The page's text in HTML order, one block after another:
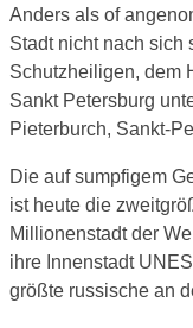
Anders als of
Stadt nicht nach sich
Schutzheiligen, dem
Sankt Petersburg
Pieterburch, Sankt-
Die auf sumpfigem
ist heute die
Millionenstadt der
ihre Innenstadt
größte russische an